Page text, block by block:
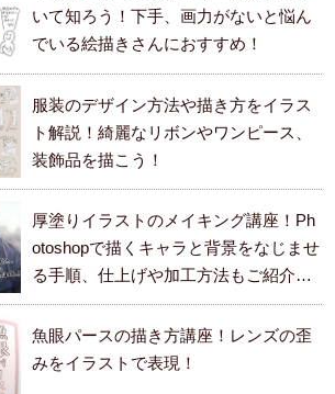
いて知ろう！下手、画力がないと悩ん
でいる絵描きさんにおすすめ！
服装のデザイン方法や描き方をイラス
ト解説！綺麗なリボンやワンピース、
装飾品を描こう！
厚塗りイラストのメイキング講座！Ph
otoshopで描くキャラと背景をなじませ
る手順、仕上げや加工方法もご紹介し
ます。
魚眼パースの描き方講座！レンズの歪
みをイラストで表現！